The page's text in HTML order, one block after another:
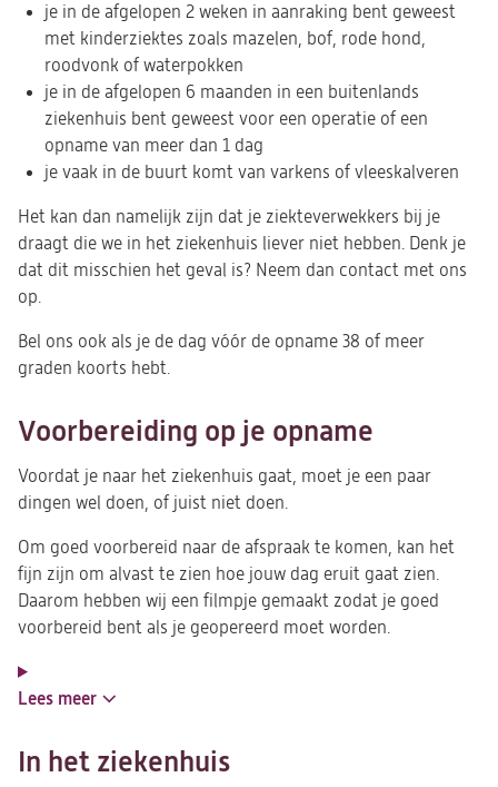
je in de afgelopen 2 weken in aanraking bent geweest
met kinderziektes zoals mazelen, bof, rode hond,
roodvonk of waterpokken
je in de afgelopen 6 maanden in een buitenlands
ziekenhuis bent geweest voor een operatie of een
opname van meer dan 1 dag
je vaak in de buurt komt van varkens of vleeskalveren
Het kan dan namelijk zijn dat je ziekteverwekkers bij je
draagt die we in het ziekenhuis liever niet hebben. Denk je
dat dit misschien het geval is? Neem dan contact met ons
op.
Bel ons ook als je de dag vóór de opname 38 of meer
graden koorts hebt.
Voorbereiding op je opname
Voordat je naar het ziekenhuis gaat, moet je een paar
dingen wel doen, of juist niet doen.
Om goed voorbereid naar de afspraak te komen, kan het
fijn zijn om alvast te zien hoe jouw dag eruit gaat zien.
Daarom hebben wij een filmpje gemaakt zodat je goed
voorbereid bent als je geopereerd moet worden.
Lees meer
In het ziekenhuis